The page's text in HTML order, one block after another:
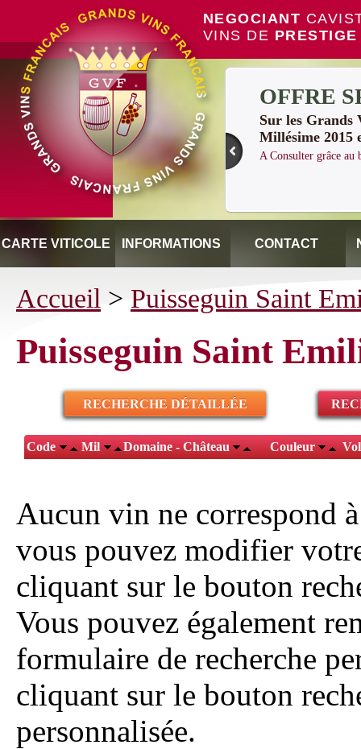
NEGOCIANT
VINS DE PRESTIGE
OFFRE
Sur les Grands
Millésime 2015
A Consulter grâce
CARTE VITICOLE INFORMATIONS CONTACT
Accueil > Puisseguin Saint
Puisseguin Saint
RECHERCHE DÉTAILLÉE
Code Mil Domaine - Château Couleur
Aucun vin ne correspond
vous pouvez modifier
cliquant sur le bouton
Vous pouvez également
formulaire de recherche
cliquant sur le bouton
personnalisée.